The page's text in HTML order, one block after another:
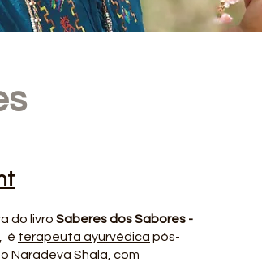
do livro Saberes dos Sabores -
, é terapeuta ayurvédica pós-
Naradeva Shala, com